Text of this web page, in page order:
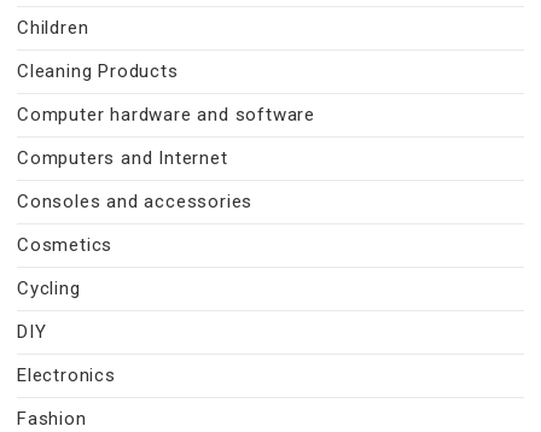
Children
Cleaning Products
Computer hardware and software
Computers and Internet
Consoles and accessories
Cosmetics
Cycling
DIY
Electronics
Fashion